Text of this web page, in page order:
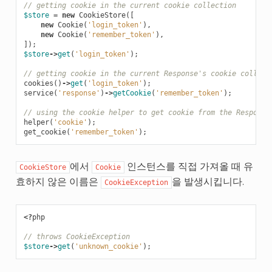
// getting cookie in the current cookie collection
$store = new CookieStore([
new Cookie( 'login_token' ),
new Cookie( 'remember_token' ),
]);
$store->get ( 'login_token' );
// getting cookie in the current Response's cookie
cookies () ->get ( 'login_token' );
service( 'response' ) ->getCookie( 'remember_token' );
// using the cookie helper to get cookie from the
helper( 'cookie' );
get_cookie( 'remember_token' );
CookieStore 에서 Cookie
인스턴스를 직접 가져올 때 유
효하지 않은 이름은
CookieException 을 발생시킵니다.
<?php
// throws CookieException
$store->get ( 'unknown_cookie' );